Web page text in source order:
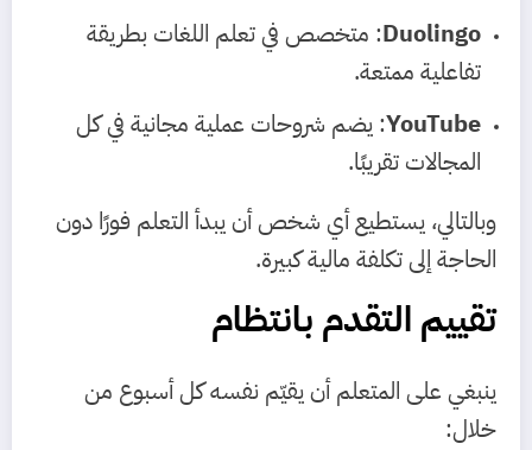
Duolingo: متخصص في تعلم اللغات بطريقة
تفاعلية ممتعة.
YouTube: يضم شروحات عملية مجانية في كل
المجالات تقريبًا.
وبالتالي، يستطيع أي شخص أن يبدأ التعلم فورًا دون
الحاجة إلى تكلفة مالية كبيرة.
تقييم التقدم بانتظام
ينبغي على المتعلم أن يقيّم نفسه كل أسبوع من
خلال: